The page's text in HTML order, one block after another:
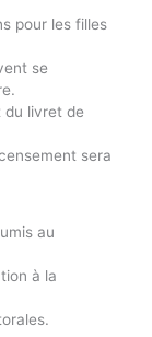
pour les filles
se
du livret de
sera
au
à la